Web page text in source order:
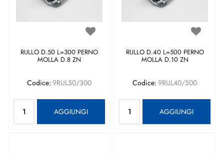
RULLO D.50 L=300 PERNO
MOLLA D.8 ZN
Codice: 9RUL50/300
AGGIUNGI
RULLO D.40 L=500 PERNO
MOLLA D.10 ZN
Codice: 9RUL40/500
AGGIUNGI